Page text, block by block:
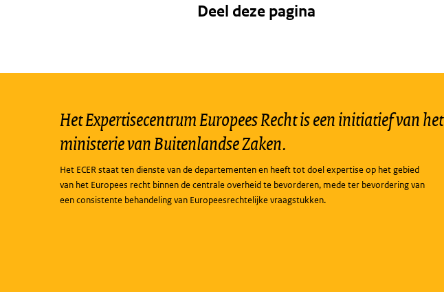
Deel deze pagina
Het Expertisecentrum Europees Recht is een initiatief van het
ministerie van Buitenlandse Zaken.
Het ECER staat ten dienste van de departementen en heeft tot doel expertise op het gebied
van het Europees recht binnen de centrale overheid te bevorderen, mede ter bevordering van
een consistente behandeling van Europeesrechtelijke vraagstukken.